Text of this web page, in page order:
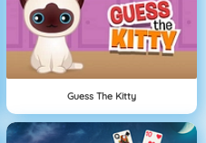
Guess The Kitty